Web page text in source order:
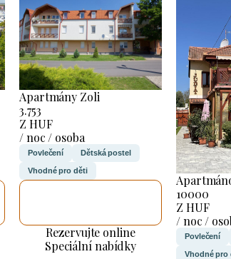
Apartmány Zoli
3.753
Z HUF
/ noc / osoba
Povlečení Dětská postel
Vhodné pro děti
Rezervujte online
Speciální nabídky
10000
Z HUF
/ noc /
Povlečení
Vhodné pro